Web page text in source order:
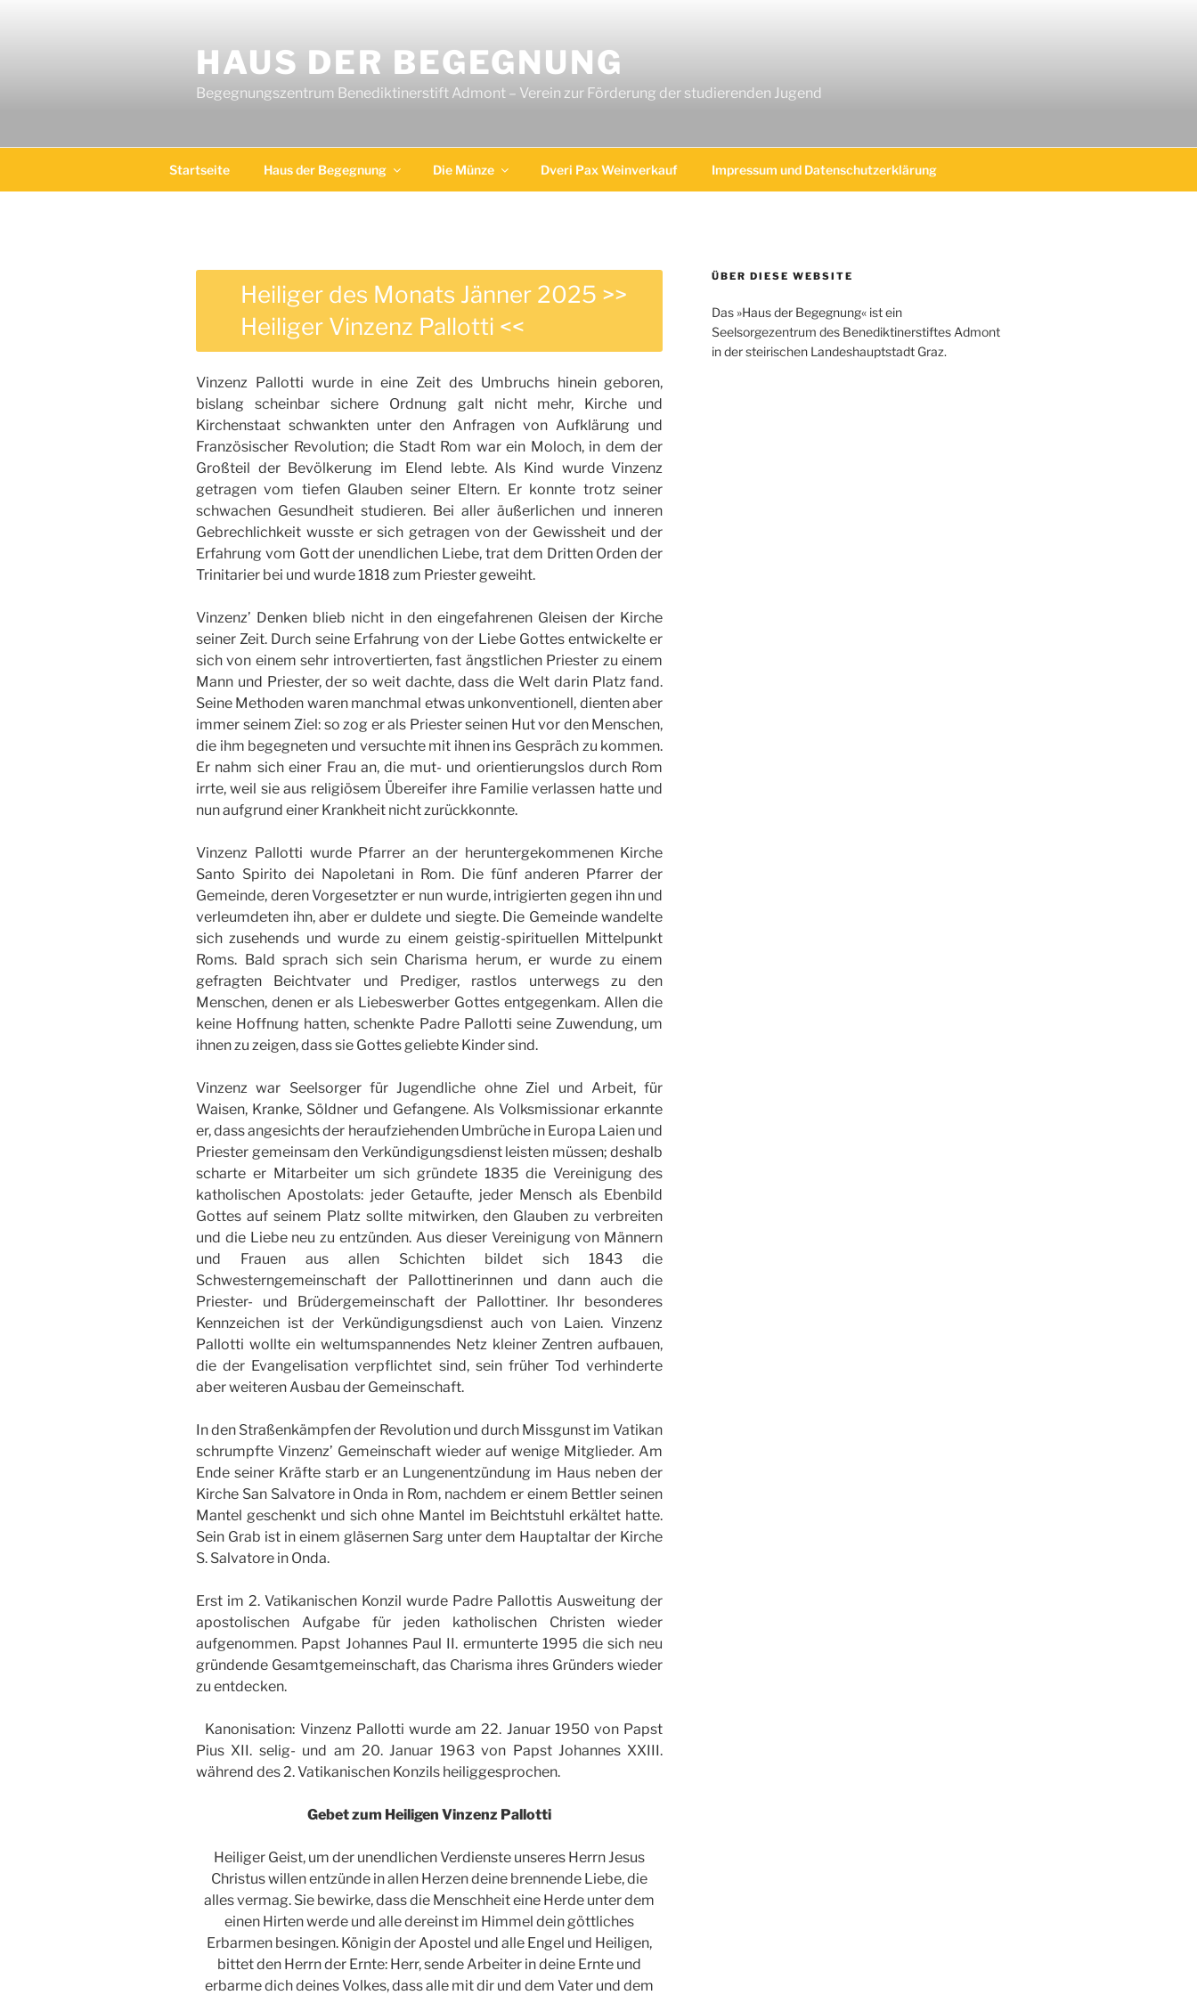
HAUS DER BEGEGNUNG
Begegnungszentrum Benediktinerstift Admont – Verein zur Förderung der studierenden Jugend
Startseite Haus der Begegnung Die Münze Dveri Pax Weinverkauf Impressum und Datenschutzerklärung
Heiliger des Monats Jänner 2025 >>
Heiliger Vinzenz Pallotti <<
Vinzenz Pallotti wurde in eine Zeit des Umbruchs hinein geboren,
bislang scheinbar sichere Ordnung galt nicht mehr, Kirche und
Kirchenstaat schwankten unter den Anfragen von Aufklärung und
Französischer Revolution; die Stadt Rom war ein Moloch, in dem der
Großteil der Bevölkerung im Elend lebte. Als Kind wurde Vinzenz
getragen vom tiefen Glauben seiner Eltern. Er konnte trotz seiner
schwachen Gesundheit studieren. Bei aller äußerlichen und inneren
Gebrechlichkeit wusste er sich getragen von der Gewissheit und der
Erfahrung vom Gott der unendlichen Liebe, trat dem Dritten Orden der
Trinitarier bei und wurde 1818 zum Priester geweiht.
Vinzenz’ Denken blieb nicht in den eingefahrenen Gleisen der Kirche
seiner Zeit. Durch seine Erfahrung von der Liebe Gottes entwickelte er
sich von einem sehr introvertierten, fast ängstlichen Priester zu einem
Mann und Priester, der so weit dachte, dass die Welt darin Platz fand.
Seine Methoden waren manchmal etwas unkonventionell, dienten aber
immer seinem Ziel: so zog er als Priester seinen Hut vor den Menschen,
die ihm begegneten und versuchte mit ihnen ins Gespräch zu kommen.
Er nahm sich einer Frau an, die mut- und orientierungslos durch Rom
irrte, weil sie aus religiösem Übereifer ihre Familie verlassen hatte und
nun aufgrund einer Krankheit nicht zurückkonnte.
Vinzenz Pallotti wurde Pfarrer an der heruntergekommenen Kirche
Santo Spirito dei Napoletani in Rom. Die fünf anderen Pfarrer der
Gemeinde, deren Vorgesetzter er nun wurde, intrigierten gegen ihn und
verleumdeten ihn, aber er duldete und siegte. Die Gemeinde wandelte
sich zusehends und wurde zu einem geistig-spirituellen Mittelpunkt
Roms. Bald sprach sich sein Charisma herum, er wurde zu einem
gefragten Beichtvater und Prediger, rastlos unterwegs zu den
Menschen, denen er als Liebeswerber Gottes entgegenkam. Allen die
keine Hoffnung hatten, schenkte Padre Pallotti seine Zuwendung, um
ihnen zu zeigen, dass sie Gottes geliebte Kinder sind.
Vinzenz war Seelsorger für Jugendliche ohne Ziel und Arbeit, für
Waisen, Kranke, Söldner und Gefangene. Als Volksmissionar erkannte
er, dass angesichts der heraufziehenden Umbrüche in Europa Laien und
Priester gemeinsam den Verkündigungsdienst leisten müssen; deshalb
scharte er Mitarbeiter um sich gründete 1835 die Vereinigung des
katholischen Apostolats: jeder Getaufte, jeder Mensch als Ebenbild
Gottes auf seinem Platz sollte mitwirken, den Glauben zu verbreiten
und die Liebe neu zu entzünden. Aus dieser Vereinigung von Männern
und Frauen aus allen Schichten bildet sich 1843 die
Schwesterngemeinschaft der Pallottinerinnen und dann auch die
Priester- und Brüdergemeinschaft der Pallottiner. Ihr besonderes
Kennzeichen ist der Verkündigungsdienst auch von Laien. Vinzenz
Pallotti wollte ein weltumspannendes Netz kleiner Zentren aufbauen,
die der Evangelisation verpflichtet sind, sein früher Tod verhinderte
aber weiteren Ausbau der Gemeinschaft.
In den Straßenkämpfen der Revolution und durch Missgunst im Vatikan
schrumpfte Vinzenz’ Gemeinschaft wieder auf wenige Mitglieder. Am
Ende seiner Kräfte starb er an Lungenentzündung im Haus neben der
Kirche San Salvatore in Onda in Rom, nachdem er einem Bettler seinen
Mantel geschenkt und sich ohne Mantel im Beichtstuhl erkältet hatte.
Sein Grab ist in einem gläsernen Sarg unter dem Hauptaltar der Kirche
S. Salvatore in Onda.
Erst im 2. Vatikanischen Konzil wurde Padre Pallottis Ausweitung der
apostolischen Aufgabe für jeden katholischen Christen wieder
aufgenommen. Papst Johannes Paul II. ermunterte 1995 die sich neu
gründende Gesamtgemeinschaft, das Charisma ihres Gründers wieder
zu entdecken.
Kanonisation: Vinzenz Pallotti wurde am 22. Januar 1950 von Papst
Pius XII. selig- und am 20. Januar 1963 von Papst Johannes XXIII.
während des 2. Vatikanischen Konzils heiliggesprochen.
Gebet zum Heiligen Vinzenz Pallotti
Heiliger Geist, um der unendlichen Verdienste unseres Herrn Jesus
Christus willen entzünde in allen Herzen deine brennende Liebe, die
alles vermag. Sie bewirke, dass die Menschheit eine Herde unter dem
einen Hirten werde und alle dereinst im Himmel dein göttliches
Erbarmen besingen. Königin der Apostel und alle Engel und Heiligen,
bittet den Herrn der Ernte: Herr, sende Arbeiter in deine Ernte und
erbarme dich deines Volkes, dass alle mit dir und dem Vater und dem
ÜBER DIESE WEBSITE
Das »Haus der Begegnung« ist ein
Seelsorgezentrum des Benediktinerstiftes Admont
in der steirischen Landeshauptstadt Graz.